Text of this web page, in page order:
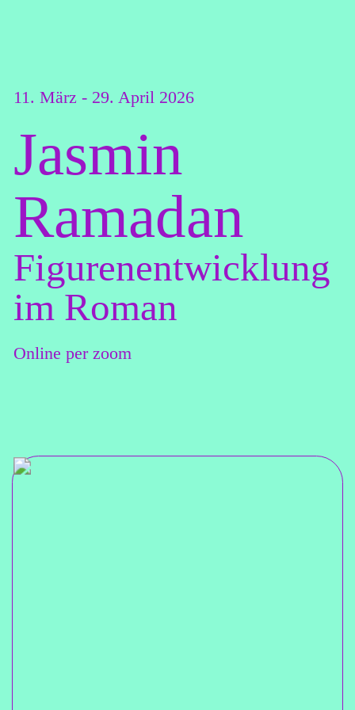
Jasmin
Ramadan
Figurenentwicklung
im Roman
Online per zoom